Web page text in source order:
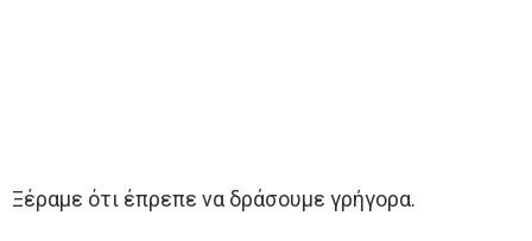
Ξέραμε ότι έπρεπε να δράσουμε γρήγορα.